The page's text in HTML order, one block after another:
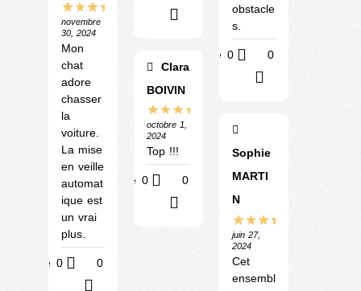
novembre
30, 2024
Mon
chat
adore
chasser
la
voiture.
La mise
en veille
automat
ique est
un vrai
plus.
Utile 0 0
Clara
BOIVIN
octobre 1,
2024
Top !!!
Utile 0 0
obstacle
s.
Utile 0 0
Sophie
MARTI
N
juin 27,
2024
Cet
ensembl